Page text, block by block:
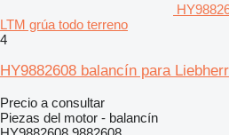
LTM grúa todo terreno
4
HY9882608 balancín para
Precio a consultar
Piezas del motor - balancín